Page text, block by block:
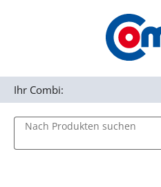
Zur Navigation springen
Nach Produkten suchen
Ihr Combi: